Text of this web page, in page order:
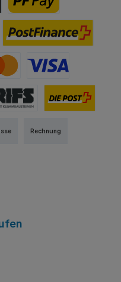
PostFinance Pay
Rechnung